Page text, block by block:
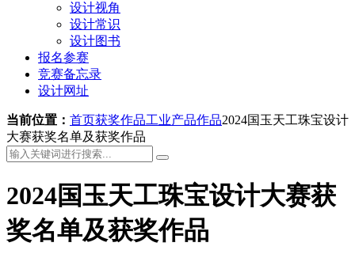
设计视角
设计常识
设计图书
报名参赛
竞赛备忘录
设计网址
当前位置： 首页获奖作品工业产品作品2024国玉天工珠宝设计
大赛获奖名单及获奖作品
2024国玉天工珠宝设计大赛获
奖名单及获奖作品